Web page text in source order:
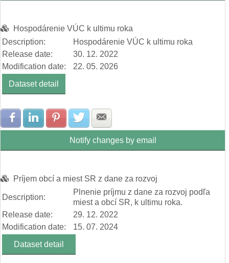
Hospodárenie VÚC k ultimu roka
Description:
Hospodárenie VÚC k ultimu roka
Release date:
30. 12. 2022
Modification date:
22. 05. 2026
Dataset detail
Share with Facebook
Share with LinkedIn
Share with Pinterest
Share with Twitter
Notify changes by email
Príjem obcí a miest SR z dane za rozvoj
Description:
Plnenie príjmu z dane za rozvoj podľa
miest a obcí SR, k ultimu roka.
Release date:
29. 12. 2022
Modification date:
15. 07. 2024
Dataset detail